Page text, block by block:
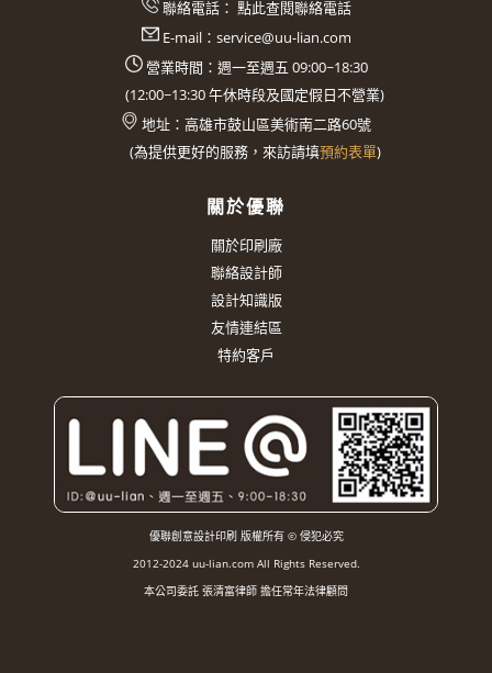
聯絡電話： 點此查閱聯絡電話
E-mail： service@uu-lian.com
營業時間：週一至週五 09:00~18:30
(12:00~13:30午休時段及國定假日不營業)
地址： 高雄市鼓山區美術南二路60號
(為提供更好的服務，來訪請填預約表單)
關於優聯
關於印刷廠
聯絡設計師
設計知識版
友情連結區
特約客戶
優聯創意設計印刷 版權所有 © 侵犯必究
2012-2024 uu-lian.com All Rights Reserved.
本公司委託 張清富律師 擔任常年法律顧問